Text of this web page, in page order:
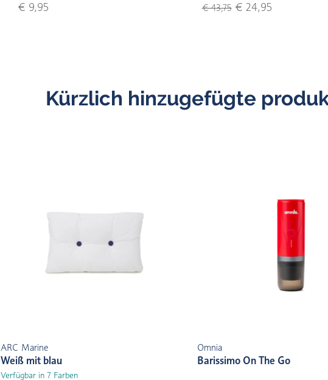
€ 9,95
€ 43,75€ 24,95
Kürzlich hinzugefügte
ARC Marine
Weiß mit blau
Verfügbar in 7 Farben
Omnia
Barissimo On The Go